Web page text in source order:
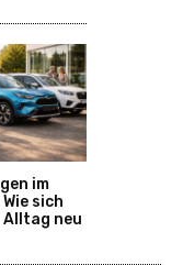
im
sich
neu